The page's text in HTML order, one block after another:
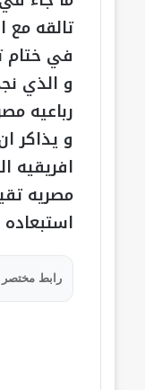
تالقه مع
في ختام
و الذي
رباعيه
و يذاكر
افريقيه
مصريه
استبعاده
رابط مختصر